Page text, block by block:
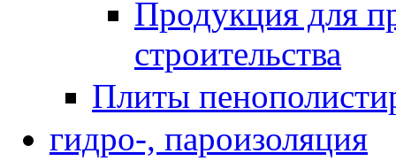
Продукция для
строительства
Плиты
гидро-, пароизоляция